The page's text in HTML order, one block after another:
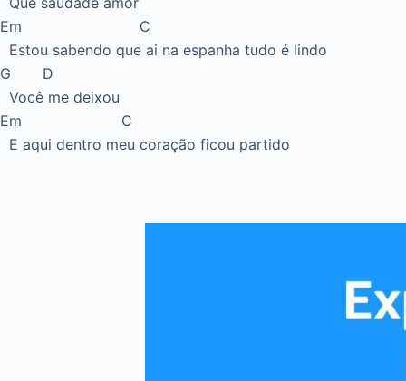
Em C
Estou sabendo que ai na espanha tudo é lindo
G D
Você me deixou
Em C
E aqui dentro meu coração ficou partido